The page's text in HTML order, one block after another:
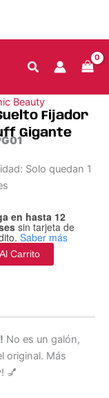
Beauty
Fijador
Gigante
Solo quedan 1
en hasta 12
sin tarjeta de
Saber más
Carrito
No es un galón,
original. Más
💅